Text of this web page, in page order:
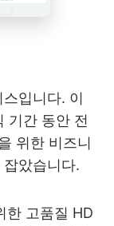
입니다. 이
기간 동안 전
위한 비즈니
았습니다.
한 고품질 HD